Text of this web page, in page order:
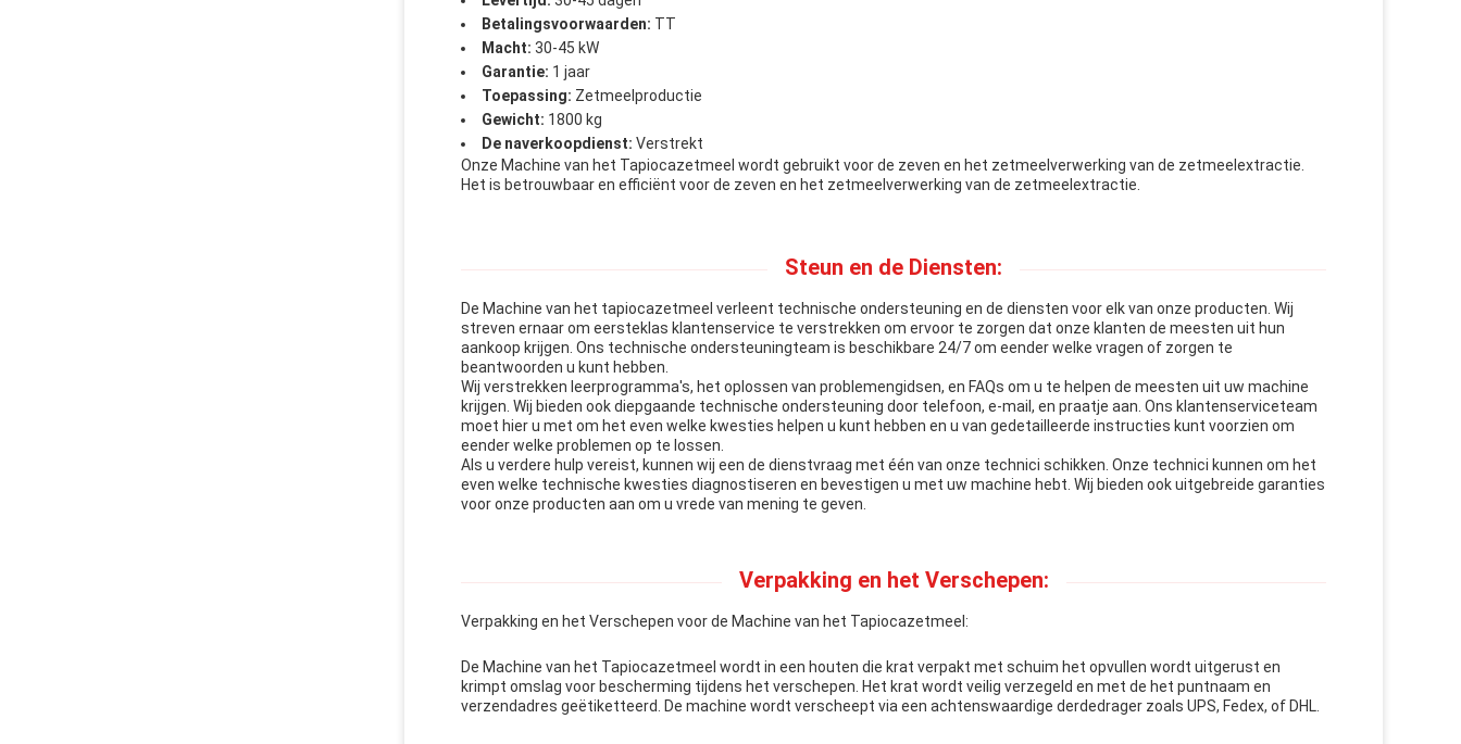
Betalingsvoorwaarden: TT
Macht: 30-45 kW
Garantie: 1 jaar
Toepassing: Zetmeelproductie
Gewicht: 1800 kg
De naverkoopdienst: Verstrekt
Onze Machine van het Tapiocazetmeel wordt gebruikt voor de zeven en het zetmeelverwerking van de zetmeelextractie.
Het is betrouwbaar en efficiënt voor de zeven en het zetmeelverwerking van de zetmeelextractie.
Steun en de Diensten:
De Machine van het tapiocazetmeel verleent technische ondersteuning en de diensten voor elk van onze producten. Wij
streven ernaar om eersteklas klantenservice te verstrekken om ervoor te zorgen dat onze klanten de meesten uit hun
aankoop krijgen. Ons technische ondersteuningteam is beschikbare 24/7 om eender welke vragen of zorgen te
beantwoorden u kunt hebben.
Wij verstrekken leerprogramma's, het oplossen van problemengidsen, en FAQs om u te helpen de meesten uit uw machine
krijgen. Wij bieden ook diepgaande technische ondersteuning door telefoon, e-mail, en praatje aan. Ons klantenserviceteam
moet hier u met om het even welke kwesties helpen u kunt hebben en u van gedetailleerde instructies kunt voorzien om
eender welke problemen op te lossen.
Als u verdere hulp vereist, kunnen wij een de dienstvraag met één van onze technici schikken. Onze technici kunnen om het
even welke technische kwesties diagnostiseren en bevestigen u met uw machine hebt. Wij bieden ook uitgebreide garanties
voor onze producten aan om u vrede van mening te geven.
Verpakking en het Verschepen:
Verpakking en het Verschepen voor de Machine van het Tapiocazetmeel:
De Machine van het Tapiocazetmeel wordt in een houten die krat verpakt met schuim het opvullen wordt uitgerust en
krimpt omslag voor bescherming tijdens het verschepen. Het krat wordt veilig verzegeld en met de het puntnaam en
verzendadres geëtiketteerd. De machine wordt verscheept via een achtenswaardige derdedrager zoals UPS, Fedex, of DHL.